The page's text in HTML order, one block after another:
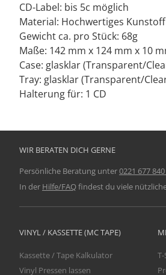
CD-Label: bis 5c möglich
Material: Hochwertiges Kunstoff
Gewicht ca. pro Stück: 68g
Maße: 142 mm x 124 mm x 10
Case: glasklar (Transparent/
Tray: glasklar (Transparent/
Halterung für: 1 CD
WIR BERATEN DICH GERNE
Persönliche Beratung unter0221 677
In der Hilfe/FAQfindest du viele
VINYL / KASSETTE (MC TAPE)
Kassette / Tape Kalkulator
Vinyl Pressen lassen